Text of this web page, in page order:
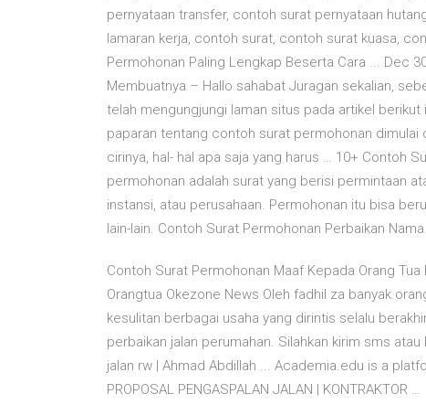
pernyataan transfer, contoh surat pernyataan
lamaran kerja, contoh surat, contoh surat kuasa,
Permohonan Paling Lengkap Beserta Cara ... Dec
Membuatnya – Hallo sahabat Juragan sekalian,
telah mengungjungi laman situs pada artikel
paparan tentang contoh surat permohonan dimulai
cirinya, hal- hal apa saja yang harus … 10+ Contoh
permohonan adalah surat yang berisi permintaan
instansi, atau perusahaan. Permohonan itu bisa
lain-lain. Contoh Surat Permohonan Perbaikan Nama.
Contoh Surat Permohonan Maaf Kepada Orang
Orangtua Okezone News Oleh fadhil za banyak
kesulitan berbagai usaha yang dirintis selalu
perbaikan jalan perumahan. Silahkan kirim sms
jalan rw | Ahmad Abdillah ... Academia.edu is a
PROPOSAL PENGASPALAN JALAN | KONTRAKTOR …